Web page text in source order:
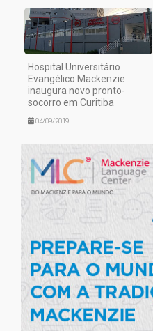
Hospital Universitário
Evangélico Mackenzie
inaugura novo pronto-
socorro em Curitiba
04/09/2019